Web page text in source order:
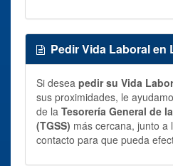
Pedir Vida Laboral en
Si desea pedir su Vida
sus proximidades, le
de la Tesorería General de
(TGSS) más cercana, junto a
contacto para que pueda